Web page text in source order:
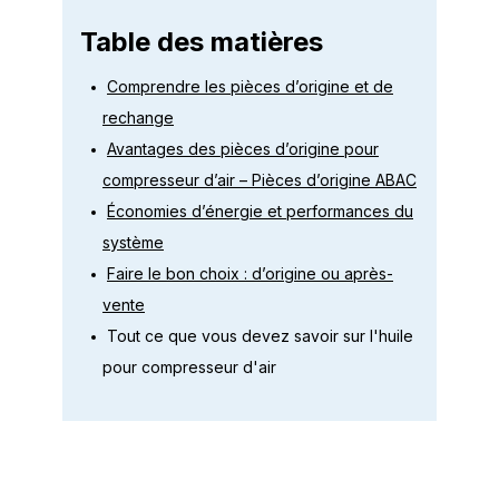
Table des matières
Comprendre les pièces d’origine et de
rechange
Avantages des pièces d’origine pour
compresseur d’air – Pièces d’origine ABAC
Économies d’énergie et performances du
système
Faire le bon choix : d’origine ou après-
vente
Tout ce que vous devez savoir sur l'huile
pour compresseur d'air